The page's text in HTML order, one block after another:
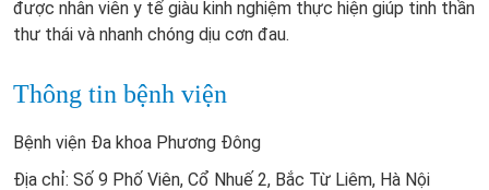
được nhân viên y tế giàu kinh nghiệm thực hiện giúp tinh thần
thư thái và nhanh chóng dịu cơn đau.
Thông tin bệnh viện
Bệnh viện Đa khoa Phương Đông
Địa chỉ: Số 9 Phố Viên, Cổ Nhuế 2, Bắc Từ Liêm, Hà Nội